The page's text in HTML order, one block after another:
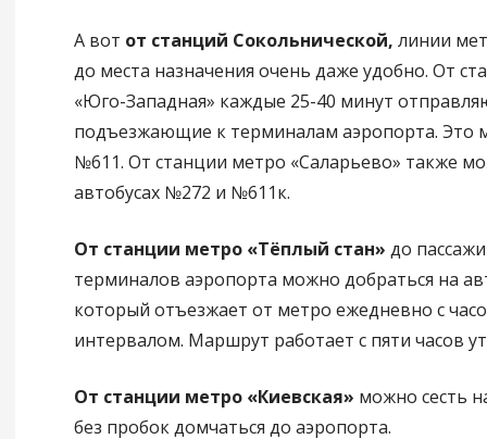
А вот от станций Сокольнической, линии
до места назначения очень даже удобно. От
«Юго-Западная» каждые 25-40 минут
подъезжающие к терминалам аэропорта. Это
№611. От станции метро «Саларьево» также
автобусах №272 и №611к.
От станции метро «Тёплый стан» до
терминалов аэропорта можно добраться на
который отъезжает от метро ежедневно с
интервалом. Маршрут работает с пяти часов
От станции метро «Киевская» можно сесть
без пробок домчаться до аэропорта.